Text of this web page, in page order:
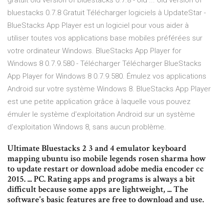
bluestacks 0.7.8 Gratuit Télécharger logiciels à UpdateStar -
BlueStacks App Player est un logiciel pour vous aider à
utiliser toutes vos applications base mobiles préférées sur
votre ordinateur Windows. BlueStacks App Player for
Windows 8 0.7.9.580 - Télécharger Télécharger BlueStacks
App Player for Windows 8 0.7.9.580. Émulez vos applications
Android sur votre système Windows 8. BlueStacks App Player
est une petite application grâce à laquelle vous pouvez
émuler le système d'exploitation Android sur un système
d'exploitation Windows 8, sans aucun problème.
Ultimate Bluestacks 2 3 and 4 emulator keyboard
mapping ubuntu iso mobile legends rosen sharma how
to update restart or download adobe media encoder cc
2015. ... PC. Rating apps and programs is always a bit
difficult because some apps are lightweight, ... The
software's basic features are free to download and use.